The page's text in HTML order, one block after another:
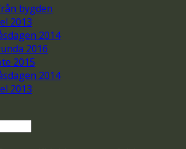
bygden
2013
2014
2016
2015
2014
2013